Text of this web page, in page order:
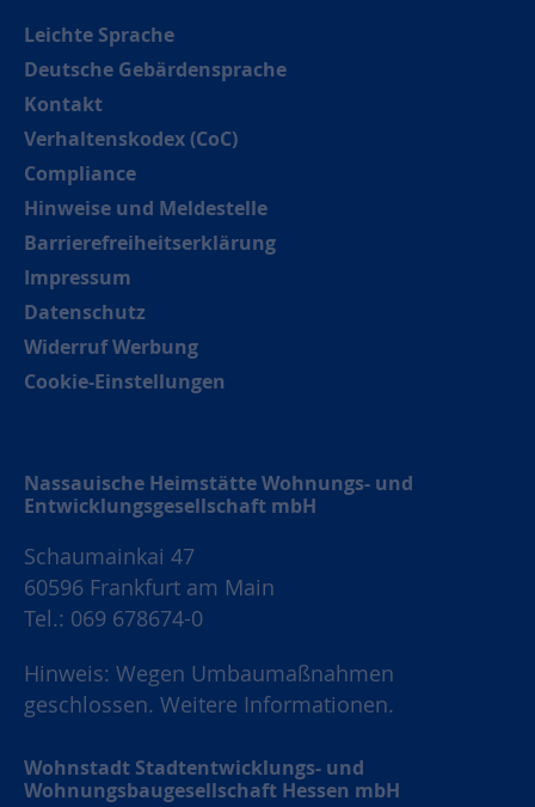
Leichte Sprache
Deutsche Gebärdensprache
Kontakt
Verhaltenskodex (CoC)
Compliance
Hinweise und Meldestelle
Barrierefreiheitserklärung
Impressum
Datenschutz
Widerruf Werbung
Cookie-Einstellungen
Nassauische Heimstätte Wohnungs- und
Entwicklungsgesellschaft mbH
Schaumainkai 47
60596 Frankfurt am Main
Tel.: 069 678674-0
Hinweis: Wegen Umbaumaßnahmen
geschlossen. Weitere Informationen.
Wohnstadt Stadtentwicklungs- und
Wohnungsbaugesellschaft Hessen mbH